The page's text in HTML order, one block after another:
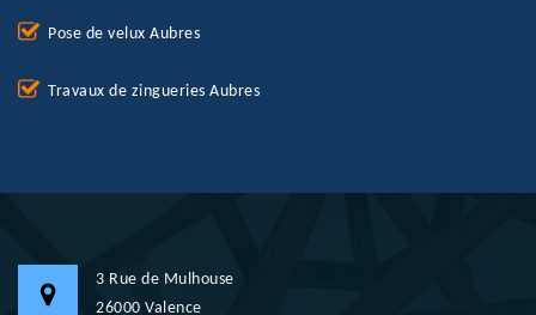
Pose de velux Aubres
Travaux de zingueries Aubres
3 Rue de Mulhouse
26000 Valence